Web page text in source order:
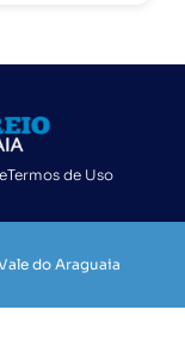
Termos de Uso
do Araguaia